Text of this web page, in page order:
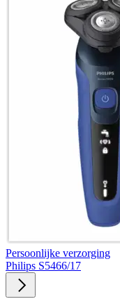
Persoonlijke verzorging
Philips S5466/17